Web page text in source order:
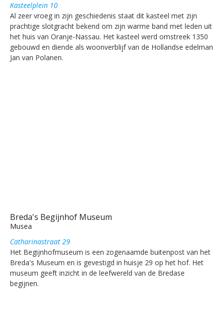
Kasteelplein 10
Al zeer vroeg in zijn geschiedenis staat dit kasteel met zijn
prachtige slotgracht bekend om zijn warme band met leden uit
het huis van Oranje-Nassau. Het kasteel werd omstreek 1350
gebouwd en diende als woonverblijf van de Hollandse edelman
Jan van Polanen.
Breda's Begijnhof Museum
Musea
Catharinastraat 29
Het Begijnhofmuseum is een zogenaamde buitenpost van het
Breda's Museum en is gevestigd in huisje 29 op het hof. Het
museum geeft inzicht in de leefwereld van de Bredase
begijnen.